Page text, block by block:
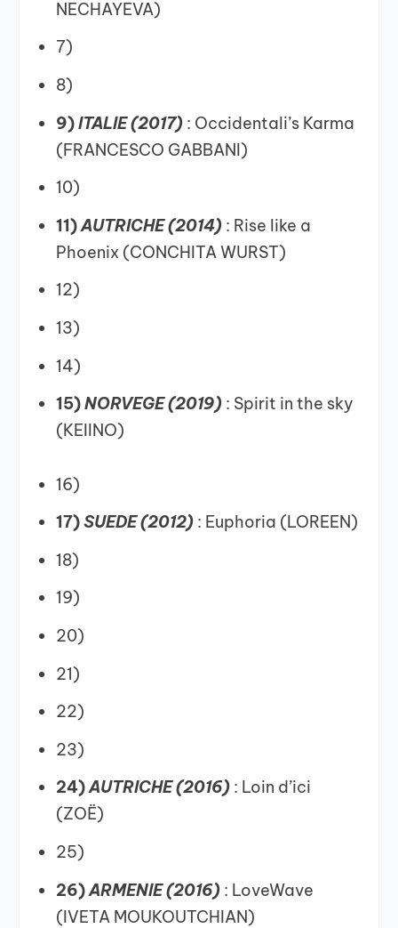
NECHAYEVA)
7)
8)
9)ITALIE (2017): Occidentali’s Karma
(FRANCESCO GABBANI)
10)
11)AUTRICHE (2014): Rise like a
Phoenix (CONCHITA WURST)
12)
13)
14)
15)NORVEGE (2019): Spirit in the sky
(KEIINO)
16)
17)SUEDE (2012): Euphoria (LOREEN)
18)
19)
20)
21)
22)
23)
24)AUTRICHE (2016): Loin d’ici
(ZOË)
25)
26)ARMENIE (2016): LoveWave
(IVETA MOUKOUTCHIAN)